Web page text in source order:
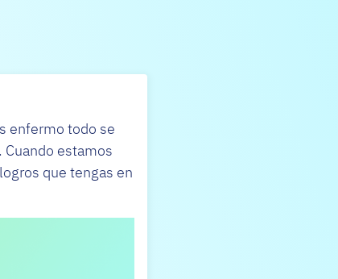
enfermo todo se
estamos
que tengas en